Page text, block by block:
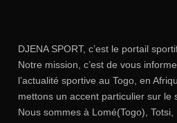
DJENA SPORT, c’est le portail
Notre mission, c’est de vous
l’actualité sportive au Togo, en
mettons un accent particulier sur le
Nous sommes à Lomé(Togo), Totsi,